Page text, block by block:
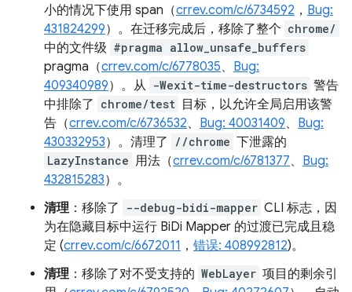
小的情况下使用 span（crrev.com/c/6734592 ， Bug:
431824299）。在迁移完成后，移除了整个 chrome/
中的文件级 #pragma allow_unsafe_buffers
pragma（crrev.com/c/6778035、 Bug:
409340989）。从 -Wexit-time-destructors 警告
中排除了 chrome/test 目标，以允许全局启用该警
告（crrev.com/c/6736532、 Bug: 40031409、 Bug:
430332953）。清理了 //chrome 下泄露的
LazyInstance 用法（crrev.com/c/6781377、 Bug:
432815283）。
清理：移除了 --debug-bidi-mapper CLI 标志，因
为在隐藏目标中运行 BiDi Mapper 的过渡已完成且稳
定 (crrev.com/c/6672011 ， 错误: 408992812)。
清理：移除了对不受支持的 WebLayer 项目的剩余引